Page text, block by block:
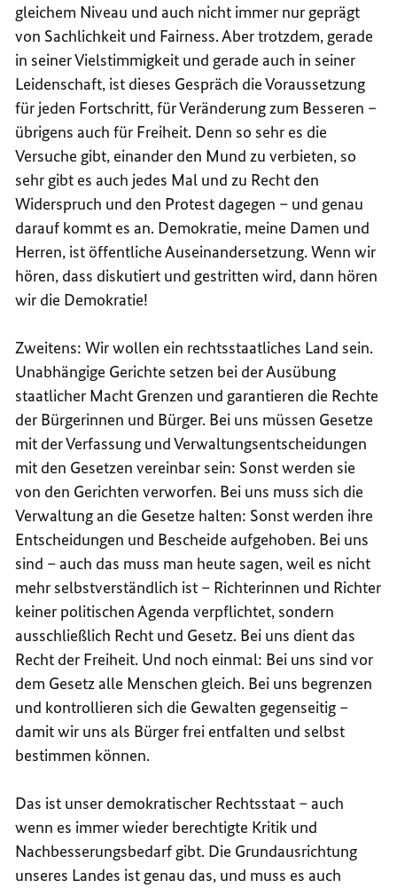
gleichem Niveau und auch nicht immer nur geprägt
von Sachlichkeit und Fairness. Aber trotzdem, gerade
in seiner Vielstimmigkeit und gerade auch in seiner
Leidenschaft, ist dieses Gespräch die Voraussetzung
für jeden Fortschritt, für Veränderung zum Besseren –
übrigens auch für Freiheit. Denn so sehr es die
Versuche gibt, einander den Mund zu verbieten, so
sehr gibt es auch jedes Mal und zu Recht den
Widerspruch und den Protest dagegen – und genau
darauf kommt es an. Demokratie, meine Damen und
Herren, ist öffentliche Auseinandersetzung. Wenn wir
hören, dass diskutiert und gestritten wird, dann hören
wir die Demokratie!
Zweitens: Wir wollen ein rechtsstaatliches Land sein.
Unabhängige Gerichte setzen bei der Ausübung
staatlicher Macht Grenzen und garantieren die Rechte
der Bürgerinnen und Bürger. Bei uns müssen Gesetze
mit der Verfassung und Verwaltungsentscheidungen
mit den Gesetzen vereinbar sein: Sonst werden sie
von den Gerichten verworfen. Bei uns muss sich die
Verwaltung an die Gesetze halten: Sonst werden ihre
Entscheidungen und Bescheide aufgehoben. Bei uns
sind – auch das muss man heute sagen, weil es nicht
mehr selbstverständlich ist – Richterinnen und Richter
keiner politischen Agenda verpflichtet, sondern
ausschließlich Recht und Gesetz. Bei uns dient das
Recht der Freiheit. Und noch einmal: Bei uns sind vor
dem Gesetz alle Menschen gleich. Bei uns begrenzen
und kontrollieren sich die Gewalten gegenseitig –
damit wir uns als Bürger frei entfalten und selbst
bestimmen können.
Das ist unser demokratischer Rechtsstaat – auch
wenn es immer wieder berechtigte Kritik und
Nachbesserungsbedarf gibt. Die Grundausrichtung
unseres Landes ist genau das, und muss es auch